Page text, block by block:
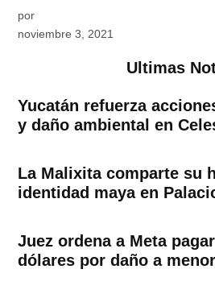
por
noviembre 3, 2021
Ultimas
Yucatán refuerza
y daño ambiental en
La Malixita comparte su
identidad maya en
Juez ordena a Meta
dólares por daño a